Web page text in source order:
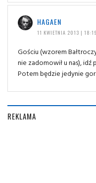
HAGAEN
11 KWIETNIA 2013 | 18:19
Gościu (wzorem
nie zadomowił u nas),
Potem będzie jedynie
REKLAMA